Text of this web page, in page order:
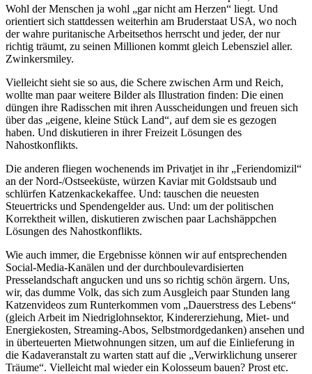
Wohl der Menschen ja wohl „gar nicht am Herzen“ liegt. Und
orientiert sich stattdessen weiterhin am Bruderstaat USA, wo noch
der wahre puritanische Arbeitsethos herrscht und jeder, der nur
richtig träumt, zu seinen Millionen kommt gleich Lebensziel aller.
Zwinkersmiley.
Vielleicht sieht sie so aus, die Schere zwischen Arm und Reich,
wollte man paar weitere Bilder als Illustration finden: Die einen
düngen ihre Radisschen mit ihren Ausscheidungen und freuen sich
über das „eigene, kleine Stück Land“, auf dem sie es gezogen
haben. Und diskutieren in ihrer Freizeit Lösungen des
Nahostkonflikts.
Die anderen fliegen wochenends im Privatjet in ihr „Feriendomizil“
an der Nord-/Ostseeküste, würzen Kaviar mit Goldstsaub und
schlürfen Katzenkackekaffee. Und: tauschen die neuesten
Steuertricks und Spendengelder aus. Und: um der politischen
Korrektheit willen, diskutieren zwischen paar Lachshäppchen
Lösungen des Nahostkonflikts.
Wie auch immer, die Ergebnisse können wir auf entsprechenden
Social-Media-Kanälen und der durchboulevardisierten
Presselandschaft angucken und uns so richtig schön ärgern. Uns,
wir, das dumme Volk, das sich zum Ausgleich paar Stunden lang
Katzenvideos zum Runterkommen vom „Dauerstress des Lebens“
(gleich Arbeit im Niedriglohnsektor, Kindererziehung, Miet- und
Energiekosten, Streaming-Abos, Selbstmordgedanken) ansehen und
in überteuerten Mietwohnungen sitzen, um auf die Einlieferung in
die Kadaveranstalt zu warten statt auf die „Verwirklichung unserer
Träume“. Vielleicht mal wieder ein Kolosseum bauen? Prost etc.